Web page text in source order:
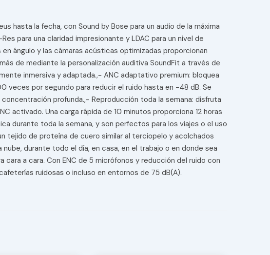
hasta la fecha, con Sound by Bose para un audio de la máxima
para una claridad impresionante y LDAC para un nivel de
ángulo y las cámaras acústicas optimizadas proporcionan
de mediante la personalización auditiva SoundFit a través de
inmersiva y adaptada.,- ANC adaptativo premium: bloquea
veces por segundo para reducir el ruido hasta en -48 dB. Se
profunda.,- Reproducción toda la semana: disfruta
activado. Una carga rápida de 10 minutos proporciona 12 horas
durante toda la semana, y son perfectos para los viajes o el uso
tejido de proteína de cuero similar al terciopelo y acolchados
durante todo el día, en casa, en el trabajo o en donde sea
a cara. Con ENC de 5 micrófonos y reducción del ruido con
ruidosas o incluso en entornos de 75 dB(A).